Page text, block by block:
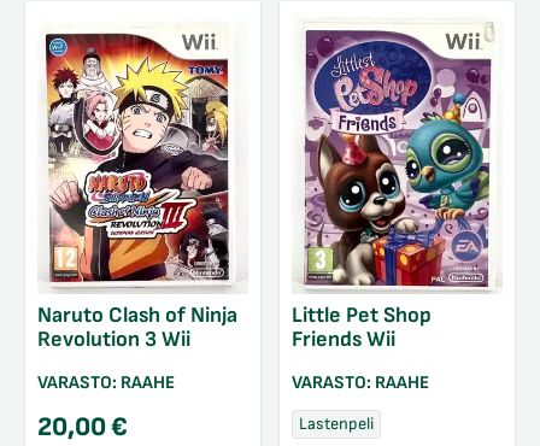
Naruto Clash of Ninja
Revolution 3 Wii
VARASTO: RAAHE
20,00€
Little Pet Shop
Friends Wii
VARASTO: RAAHE
Lastenpeli